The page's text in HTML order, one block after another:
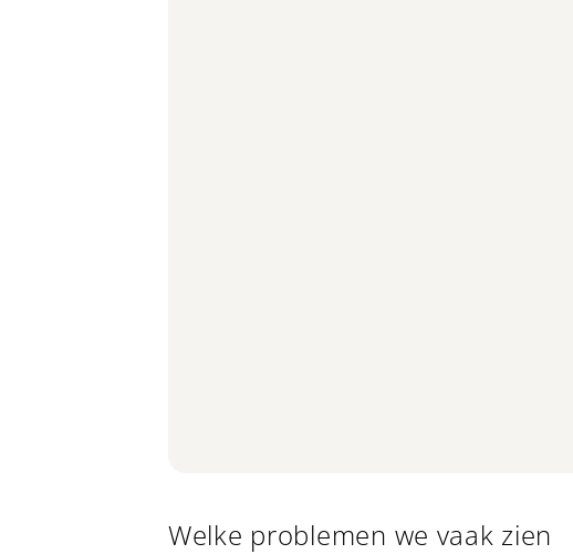
Welke problemen we vaak zien